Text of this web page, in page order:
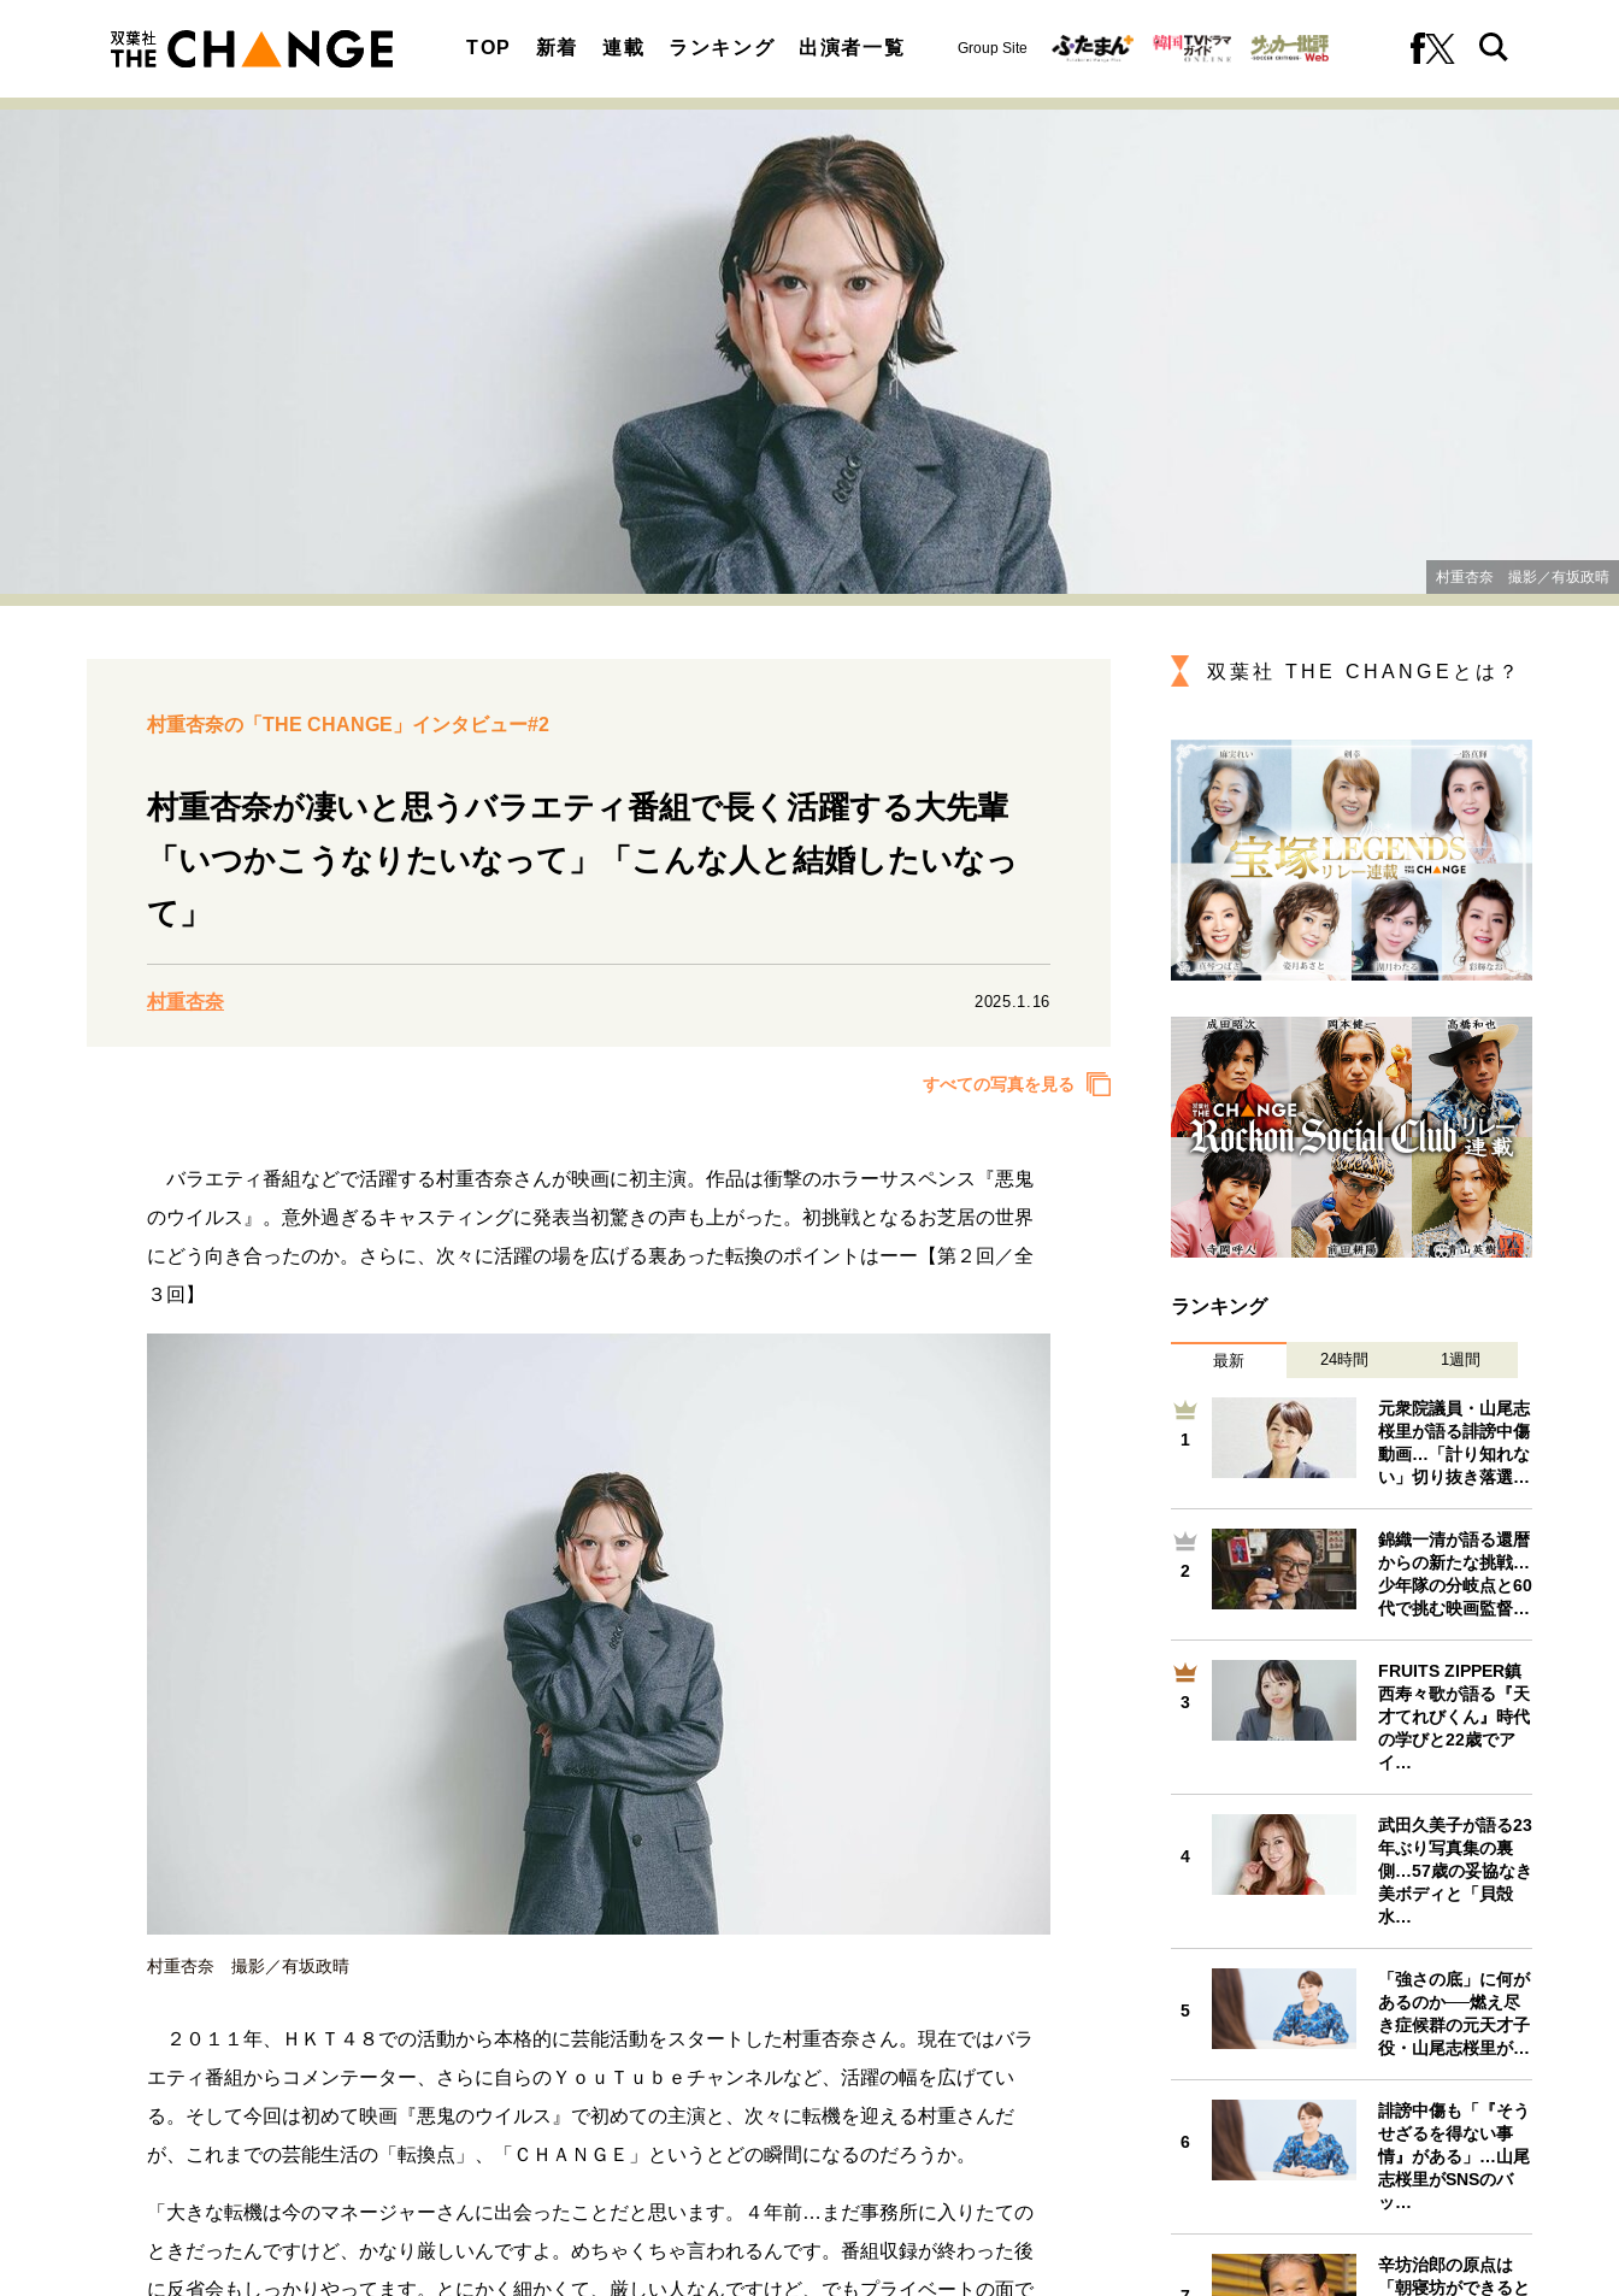
TOP 新着 連載 ランキング 出演者一覧 Group Site
決断の裏側 挫折からの再起
人生が動いた日 10代の挫折と原点
セカンドキャリアの描き方 独立という決断 大人の学び直し
夢を掴む選択
変革の原動力 次世代へのバトン トップが描く未来
40代からの景色
一生モノの愛用品
社会・カルチャー・マネー 地域とつながる/お金との付き合い方
村重杏奈 撮影／有坂政晴
村重杏奈の「THE CHANGE」インタビュー#2
村重杏奈が凄いと思うバラエティ番組で長く活躍する大先輩
「いつかこうなりたいなって」「こんな人と結婚したいなっ
て」
村重杏奈 2025.1.16
すべての写真を見る
バラエティ番組などで活躍する村重杏奈さんが映画に初主演。作品は衝撃のホラーサスペンス『悪鬼
のウイルス』。意外過ぎるキャスティングに発表当初驚きの声も上がった。初挑戦となるお芝居の世界
にどう向き合ったのか。さらに、次々に活躍の場を広げる裏あった転換のポイントはーー【第２回／全
３回】
村重杏奈 撮影／有坂政晴
２０１１年、ＨＫＴ４８での活動から本格的に芸能活動をスタートした村重杏奈さん。現在ではバラ
エティ番組からコメンテーター、さらに自らのＹｏｕＴｕｂｅチャンネルなど、活躍の幅を広げてい
る。そして今回は初めて映画『悪鬼のウイルス』で初めての主演と、次々に転機を迎える村重さんだ
が、これまでの芸能生活の「転換点」、「ＣＨＡＮＧＥ」というとどの瞬間になるのだろうか。
「大きな転機は今のマネージャーさんに出会ったことだと思います。４年前…まだ事務所に入りたての
ときだったんですけど、かなり厳しいんですよ。めちゃくちゃ言われるんです。番組収録が終わった後
に反省会もしっかりやってます。とにかく細かくて、厳しい人なんですけど、でもプライベートの面で
双葉社 THE CHANGEとは？
ランキング
最新 24時間 1週間
1
元衆院議員・山尾志
桜里が語る誹謗中傷
動画…「計り知れな
い」切り抜き落選…
2
錦織一清が語る還暦
からの新たな挑戦…
少年隊の分岐点と60
代で挑む映画監督…
3
FRUITS ZIPPER鎮
西寿々歌が語る『天
才てれびくん』時代
の学びと22歳でア
イ…
4
武田久美子が語る23
年ぶり写真集の裏
側…57歳の妥協なき
美ボディと「貝殻
水…
5
「強さの底」に何が
あるのか──燃え尽
き症候群の元天才子
役・山尾志桜里が…
6
誹謗中傷も「『そう
せざるを得ない事
情』がある」…山尾
志桜里がSNSのバ
ッ…
辛坊治郎の原点は
「朝寝坊ができると